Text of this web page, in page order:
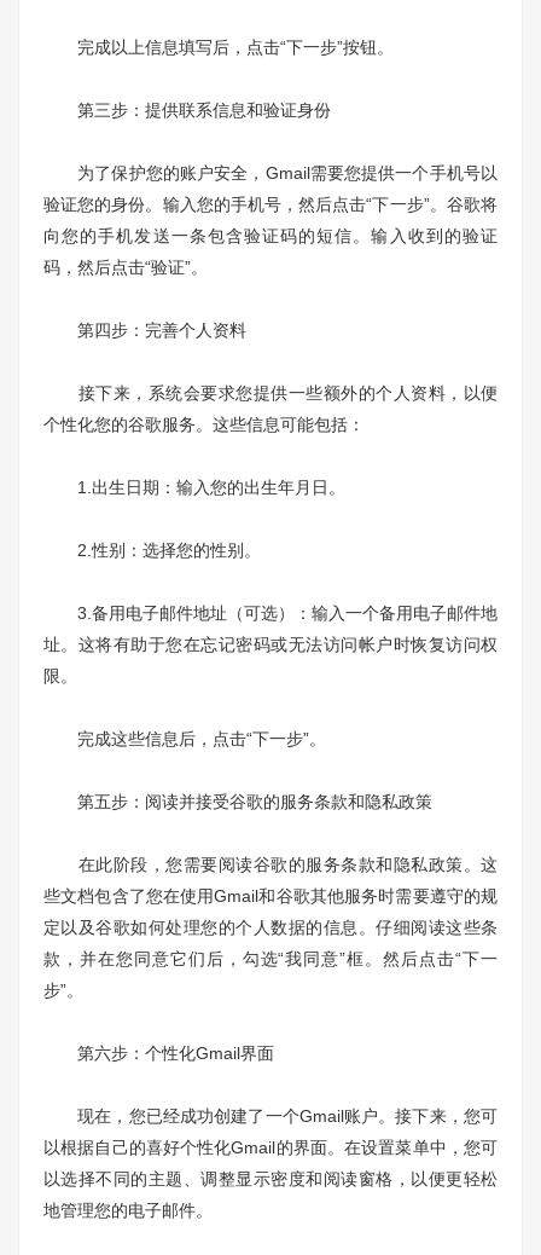
完成以上信息填写后，点击“下一步”按钮。
第三步：提供联系信息和验证身份
为了保护您的账户安全，Gmail需要您提供一个手机号以
验证您的身份。输入您的手机号，然后点击“下一步”。谷歌将
向您的手机发送一条包含验证码的短信。输入收到的验证
码，然后点击“验证”。
第四步：完善个人资料
接下来，系统会要求您提供一些额外的个人资料，以便
个性化您的谷歌服务。这些信息可能包括：
1.出生日期：输入您的出生年月日。
2.性别：选择您的性别。
3.备用电子邮件地址（可选）：输入一个备用电子邮件地
址。这将有助于您在忘记密码或无法访问帐户时恢复访问权
限。
完成这些信息后，点击“下一步”。
第五步：阅读并接受谷歌的服务条款和隐私政策
在此阶段，您需要阅读谷歌的服务条款和隐私政策。这
些文档包含了您在使用Gmail和谷歌其他服务时需要遵守的规
定以及谷歌如何处理您的个人数据的信息。仔细阅读这些条
款，并在您同意它们后，勾选“我同意”框。然后点击“下一
步”。
第六步：个性化Gmail界面
现在，您已经成功创建了一个Gmail账户。接下来，您可
以根据自己的喜好个性化Gmail的界面。在设置菜单中，您可
以选择不同的主题、调整显示密度和阅读窗格，以便更轻松
地管理您的电子邮件。